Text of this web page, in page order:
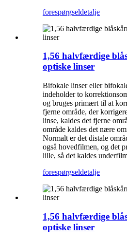
forespørgseldetalje
1,56 halvfærdige
optiske linser
Bifokale linser eller
indeholder to
og bruges primært til at
fjerne område, der
linse, kaldes det fjerne
område kaldes det nære
Normalt er det distale
også hovedfilmen, og det
lille, så det kaldes
forespørgseldetalje
1,56 halvfærdige
optiske linser